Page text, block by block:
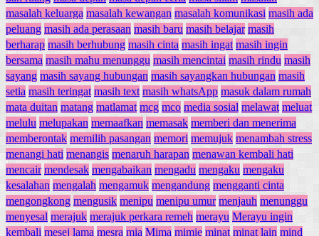
masalah keluarga masalah kewangan masalah komunikasi masih ada
peluang masih ada perasaan masih baru masih belajar masih
berharap masih berhubung masih cinta masih ingat masih ingin
bersama masih mahu menunggu masih mencintai masih rindu masih
sayang masih sayang hubungan masih sayangkan hubungan masih
setia masih teringat masih text masih whatsApp masuk dalam rumah
mata duitan matang matlamat mcg mco media sosial melawat meluat
melulu melupakan memaafkan memasak memberi dan menerima
memberontak memilih pasangan memori memujuk menambah stress
menangi hati menangis menaruh harapan menawan kembali hati
mencair mendesak mengabaikan mengadu mengaku mengaku
kesalahan mengalah mengamuk mengandung mengganti cinta
mengongkong mengusik menipu menipu umur menjauh menunggu
menyesal merajuk merajuk perkara remeh merayu Merayu ingin
kembali mesej lama mesra mia Mima mimie minat minat lain mind